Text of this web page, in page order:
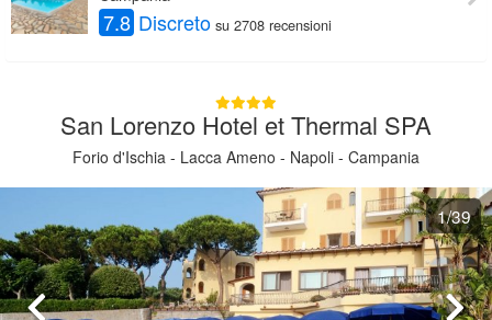
7.8 Discreto su 2708 recensioni
San Lorenzo Hotel et Thermal SPA
Forio d'Ischia - Lacca Ameno - Napoli - Campania
1/39